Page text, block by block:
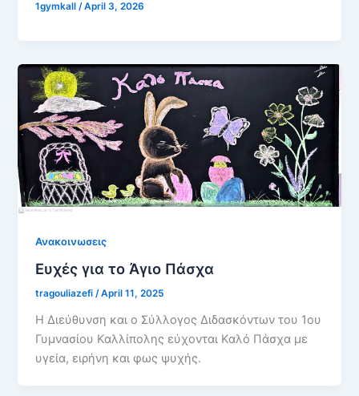
1gymkall/April 3, 2026
Ανακοινωσεις
Ευχές για το Άγιο Πάσχα
tragouliazefi/April 11, 2025
Η Διεύθυνση και ο Σύλλογος Διδασκόντων του 1ου
Γυμνασίου Καλλίπολης εύχονται Καλό Πάσχα με
υγεία, ειρήνη και φως ψυχής.